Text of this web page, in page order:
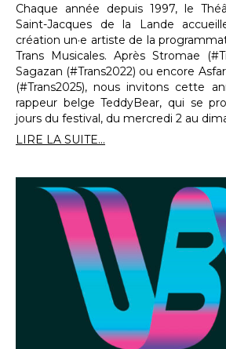
Chaque année depuis 1997, le
Saint-Jacques de la Lande
création un·e artiste de la
Trans Musicales. Après Stromae
Sagazan (#Trans2022) ou encore
(#Trans2025), nous invitons cette
rappeur belge TeddyBear, qui se
jours du festival, du mercredi 2 au
LIRE LA SUITE...